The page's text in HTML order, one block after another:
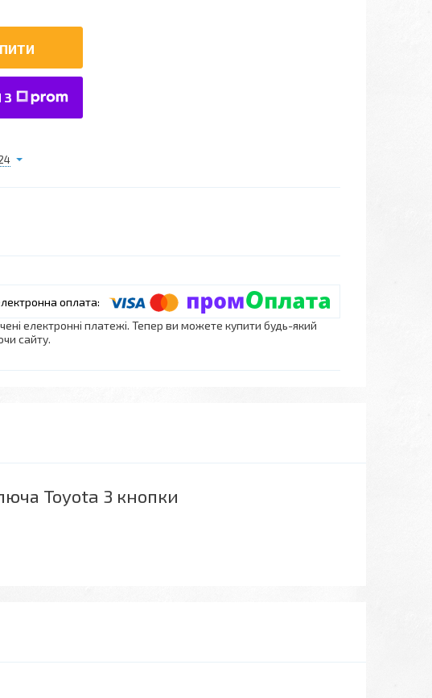
З
електронні платежі. Тепер ви можете купити будь-який
сайту.
Toyota 3 кнопки